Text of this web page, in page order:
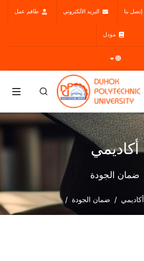
إتصل بنا البريد الألكتروني طاقم عمل
مودل
أكاديمي
ضمان الجودة
أكاديمي ضمان الجودة